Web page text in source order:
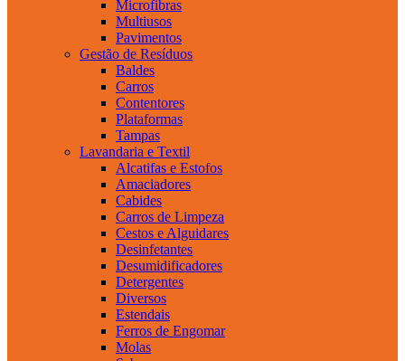
Microfibras
Multiusos
Pavimentos
Gestão de Resíduos
Baldes
Carros
Contentores
Plataformas
Tampas
Lavandaria e Textil
Alcatifas e Estofos
Amaciadores
Cabides
Carros de Limpeza
Cestos e Alguidares
Desinfetantes
Desumidificadores
Detergentes
Diversos
Estendais
Ferros de Engomar
Molas